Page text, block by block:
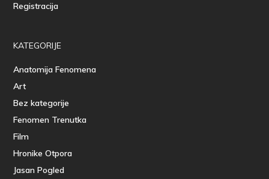
Registracija
KATEGORIJE
Anatomija Fenomena
Art
Bez kategorije
Fenomen Trenutka
Film
Hronike Otpora
Jasan Pogled